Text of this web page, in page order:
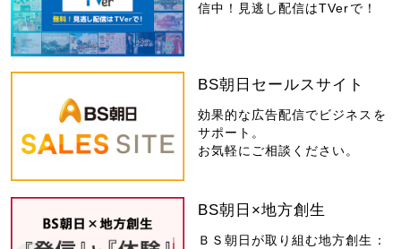
信中！見逃し配信はTVerで！
BS朝日セールスサイト
効果的な広告配信でビジネスを
サポート。
お気軽にご相談ください。
BS朝日×地方創生
ＢＳ朝日が取り組む地方創生：